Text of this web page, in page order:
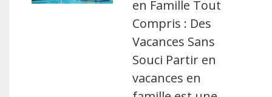
en Famille Tout
Compris : Des
Vacances Sans
Souci Partir en
vacances en